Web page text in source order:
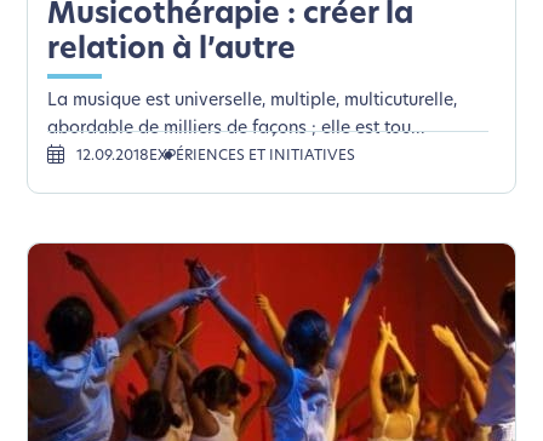
L’écoconception, ça vous
Musicothérapie : créer la
relation à l’autre
La musique est universelle, multiple, multicuturelle,
abordable de milliers de façons ; elle est tou...
12.09.2018EXPÉRIENCES ET INITIATIVES